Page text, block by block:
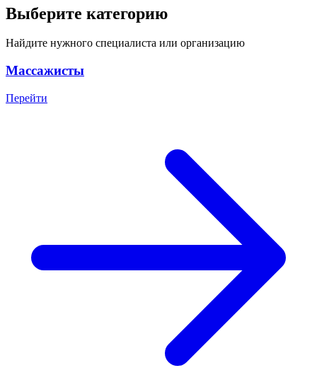
Выберите категорию
Найдите нужного специалиста или организацию
Массажисты
Перейти